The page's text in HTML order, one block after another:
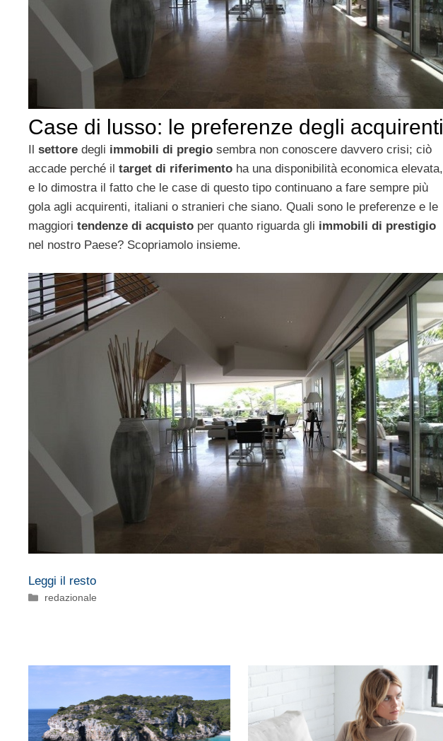
Case di lusso: le preferenze degli acquirenti
settore degli immobili di pregio sembra non conoscere davvero crisi; ciò
accade perché il target di riferimento ha una disponibilità economica elevata,
e lo dimostra il fatto che le case di questo tipo continuano a fare sempre più
gola agli acquirenti, italiani o stranieri che siano. Quali sono le preferenze e le
maggiori tendenze di acquisto per quanto riguarda gli immobili di prestigio
nel nostro Paese? Scopriamolo insieme.
Leggi il resto
Categorie
redazionale